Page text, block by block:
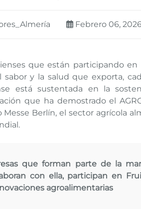
Febrero 06,
que están participando
sabor y la salud que exporta,
está sustentada en la
que ha demostrado el
Berlín, el sector agrícola
que forman parte de la
con ella, participan en
agroalimentarias